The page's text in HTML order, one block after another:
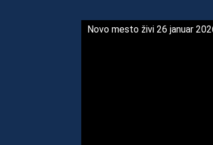
Novo mesto živi 26 januar